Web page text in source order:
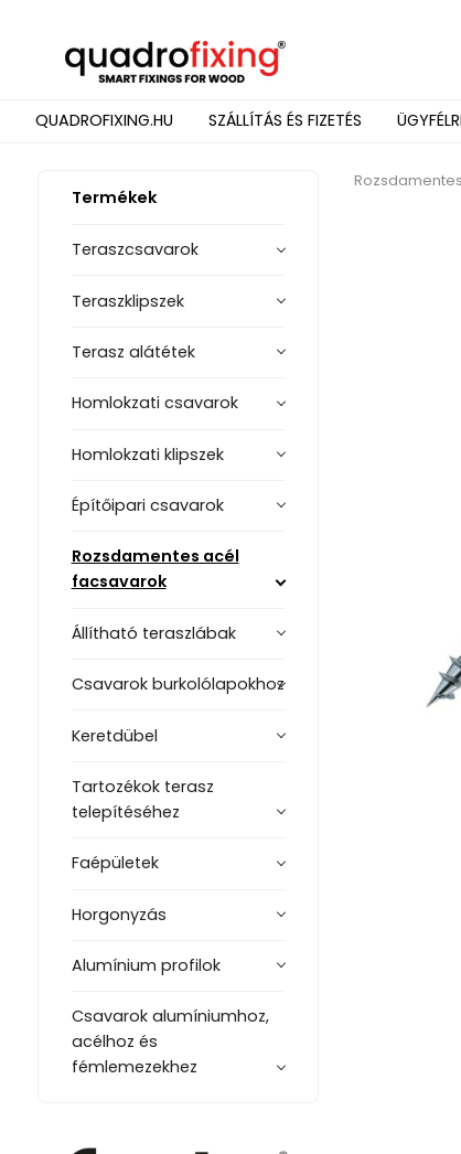
QUADROFIXING.HU SZÁLLÍTÁS ÉS FIZETÉS
Termékek
Teraszcsavarok
Teraszklipszek
Terasz alátétek
Homlokzati csavarok
Homlokzati klipszek
Építőipari csavarok
Rozsdamentes acél
facsavarok
Állítható teraszlábak
Csavarok burkolólapokhoz
Keretdübel
Tartozékok terasz
telepítéséhez
Faépületek
Horgonyzás
Alumínium profilok
Csavarok alumíniumhoz,
acélhoz és
fémlemezekhez